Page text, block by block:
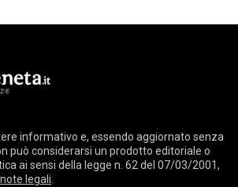
informativo e, essendo aggiornato senza
può considerarsi un prodotto editoriale o
ai sensi della legge n. 62 del 07/03/2001,
note legali